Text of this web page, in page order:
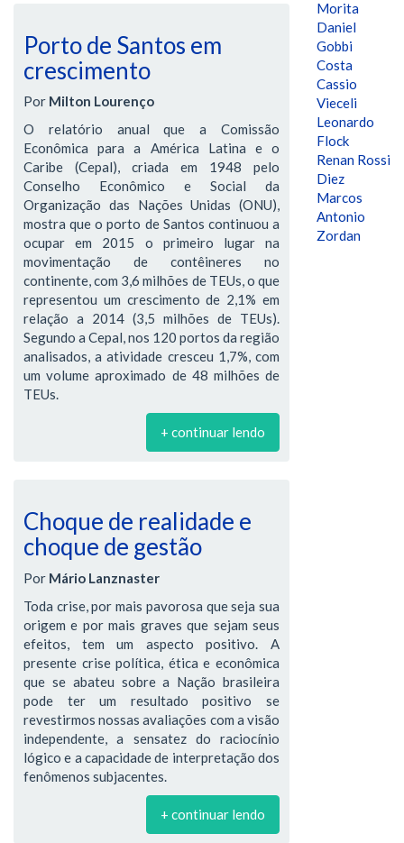
Porto de Santos em
crescimento
Por Milton Lourenço
O relatório anual que a Comissão
Econômica para a América Latina e o
Caribe (Cepal), criada em 1948 pelo
Conselho Econômico e Social da
Organização das Nações Unidas (ONU),
mostra que o porto de Santos continuou a
ocupar em 2015 o primeiro lugar na
movimentação de contêineres no
continente, com 3,6 milhões de TEUs, o que
representou um crescimento de 2,1% em
relação a 2014 (3,5 milhões de TEUs).
Segundo a Cepal, nos 120 portos da região
analisados, a atividade cresceu 1,7%, com
um volume aproximado de 48 milhões de
TEUs.
+ continuar lendo
Choque de realidade e
choque de gestão
Por Mário Lanznaster
Toda crise, por mais pavorosa que seja sua
origem e por mais graves que sejam seus
efeitos, tem um aspecto positivo. A
presente crise política, ética e econômica
que se abateu sobre a Nação brasileira
pode ter um resultado positivo se
revestirmos nossas avaliações com a visão
independente, a sensatez do raciocínio
lógico e a capacidade de interpretação dos
fenômenos subjacentes.
+ continuar lendo
Morita
Daniel
Gobbi
Costa
Cassio
Vieceli
Leonardo
Flock
Renan Rossi
Diez
Marcos
Antonio
Zordan